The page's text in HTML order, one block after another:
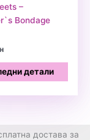
–
Bondage
детали
достава за